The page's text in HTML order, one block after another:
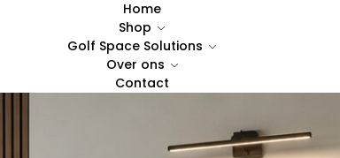
Home
Shop
Golf Space Solutions
Over ons
Contact